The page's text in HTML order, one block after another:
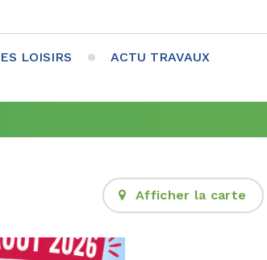
LOISIRS ACTU TRAVAUX
Afficher lacarte